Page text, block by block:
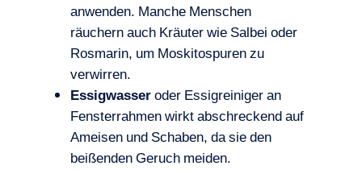
anwenden. Manche Menschen
räuchern auch Kräuter wie Salbei oder
Rosmarin, um Moskitospuren zu
verwirren.
Essigwasseroder Essigreiniger an
Fensterrahmen wirkt abschreckend auf
Ameisen und Schaben, da sie den
beißenden Geruch meiden.